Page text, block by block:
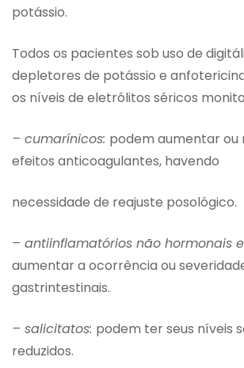
potássio.
Todos os pacientes sob uso de
depletores de potássio e
os níveis de eletrólitos séricos
– cumarínicos: podem aumentar ou
efeitos anticoagulantes, havendo
necessidade de reajuste posológico.
– antiinflamatórios não hormonais
aumentar a ocorrência ou
gastrintestinais.
– salicitatos: podem ter seus níveis
reduzidos.